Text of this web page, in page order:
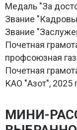
Медаль "За
Звание
Звание
Почетная
профсоюзная
Почетная
КАО "Азот", 2025
МИНИ-